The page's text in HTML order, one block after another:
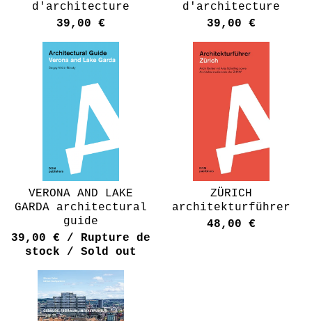
d'architecture
39,00 €
d'architecture
39,00 €
VERONA AND LAKE
GARDA architectural
guide
39,00 €
/ Rupture de
stock / Sold out
ZÜRICH
architekturführer
48,00 €